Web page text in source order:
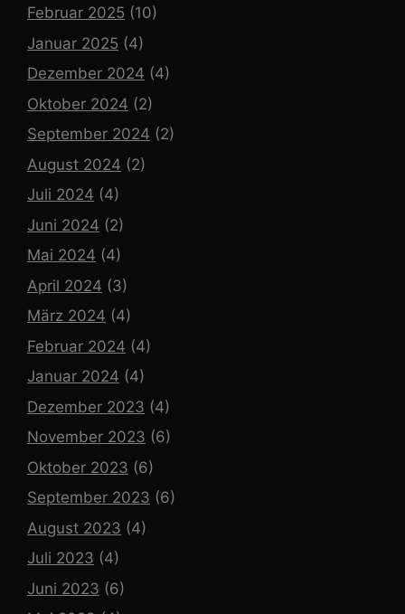
Februar 2025 (10)
Januar 2025 (4)
Dezember 2024 (4)
Oktober 2024 (2)
September 2024 (2)
August 2024 (2)
Juli 2024 (4)
Juni 2024 (2)
Mai 2024 (4)
April 2024 (3)
März 2024 (4)
Februar 2024 (4)
Januar 2024 (4)
Dezember 2023 (4)
November 2023 (6)
Oktober 2023 (6)
September 2023 (6)
August 2023 (4)
Juli 2023 (4)
Juni 2023 (6)